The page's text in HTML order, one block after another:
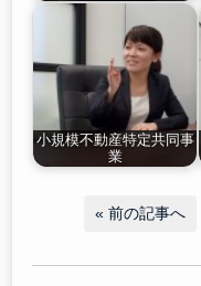
小規模不動産特定共同事
業
« 前の記事へ